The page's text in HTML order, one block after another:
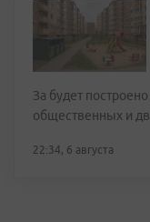
За будет
общественных и
22:34, 6 августа